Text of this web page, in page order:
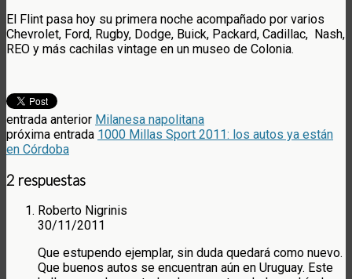
El Flint pasa hoy su primera noche acompañado por varios
Chevrolet, Ford, Rugby, Dodge, Buick, Packard, Cadillac, Nash,
REO y más cachilas vintage en un museo de Colonia.
entrada anterior Milanesa napolitana
próxima entrada 1000 Millas Sport 2011: los autos ya están
en Córdoba
2 respuestas
Roberto Nigrinis
30/11/2011
Que estupendo ejemplar, sin duda quedará como nuevo.
Que buenos autos se encuentran aún en Uruguay. Este